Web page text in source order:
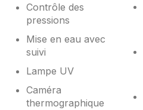
Contrôle des
pressions
Mise en eau avec
suivi
Lampe UV
Caméra
thermographique